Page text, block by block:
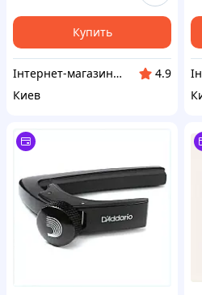
Купить
Інтернет-магазин NeonLemon
4.9
Киев